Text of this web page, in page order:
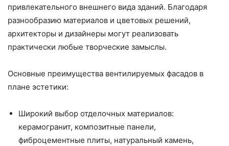
привлекательного внешнего вида зданий. Благодаря
разнообразию материалов и цветовых решений,
архитекторы и дизайнеры могут реализовать
практически любые творческие замыслы.
Основные преимущества вентилируемых фасадов в
плане эстетики:
Широкий выбор отделочных материалов:
керамогранит, композитные панели,
фиброцементные плиты, натуральный камень,